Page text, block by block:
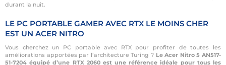
durant la nuit.
LE PC PORTABLE GAMER AVEC RTX LE MOINS CHER
EST UN ACER NITRO
Vous cherchez un PC portable avec RTX pour profiter de toutes les
améliorations apportées par l’architecture Turing ? Le Acer Nitro 5 AN517-
51-7204 équipé d’une RTX 2060 est une référence idéale pour tous les